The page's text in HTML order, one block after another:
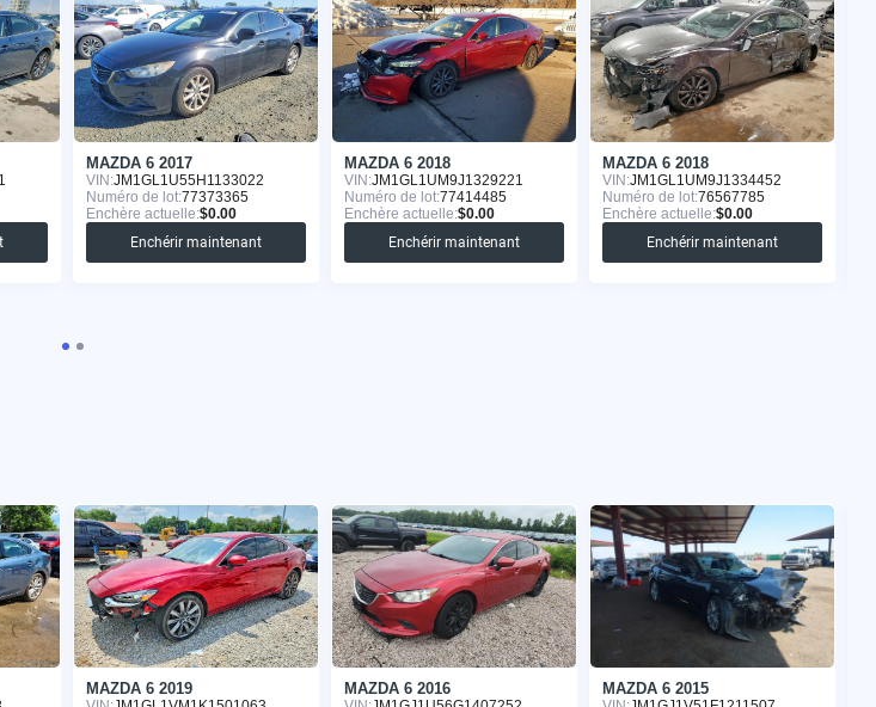
MAZDA 6 2017
VIN:JM1GL1U55H1133022
Numéro de lot:77373365
Enchère actuelle:$0.00
Enchérir maintenant
MAZDA 6 2018
VIN:JM1GL1UM9J1329221
Numéro de lot:77414485
Enchère actuelle:$0.00
Enchérir maintenant
MAZDA 6 2018
VIN:JM1GL1UM9J1334452
Numéro de lot:76567785
Enchère actuelle:$0.00
Enchérir maintenant
MAZDA 6 2019 MAZDA 6 2016 MAZDA 6 2015